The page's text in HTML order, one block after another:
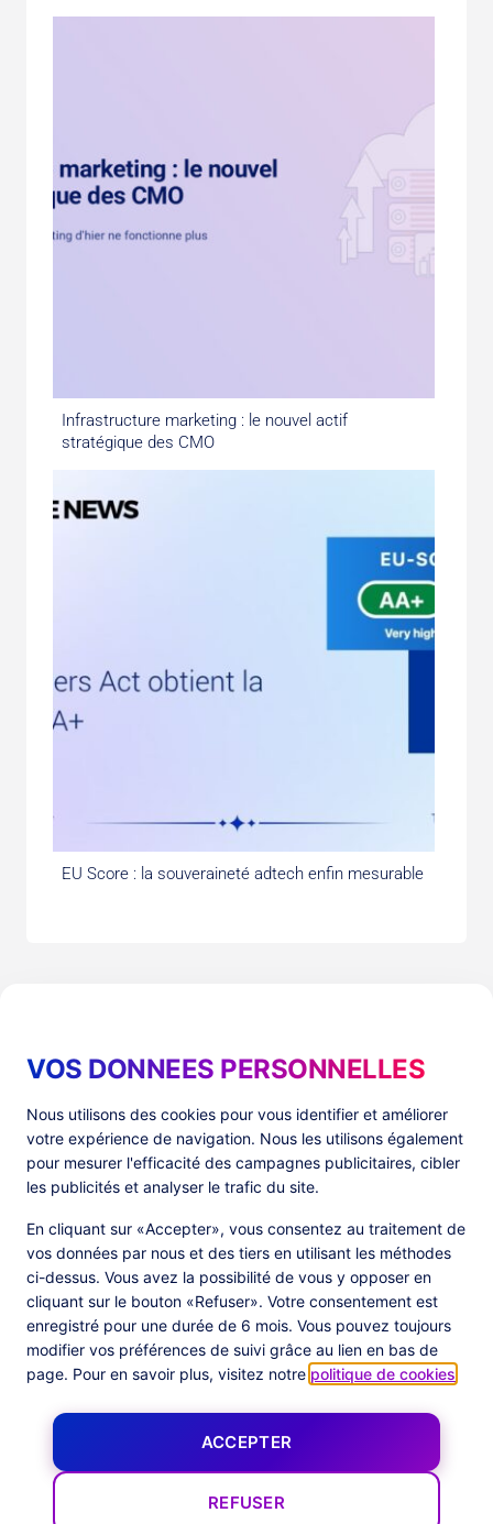
VOS DONNEES PERSONNELLES
Nous utilisons des cookies pour vous identifier et améliorer
votre expérience de navigation. Nous les utilisons également
pour mesurer l'efficacité des campagnes publicitaires, cibler
les publicités et analyser le trafic du site.
En cliquant sur «Accepter», vous consentez au traitement de
vos données par nous et des tiers en utilisant les méthodes
ci-dessus. Vous avez la possibilité de vous y opposer en
cliquant sur le bouton «Refuser». Votre consentement est
enregistré pour une durée de 6 mois. Vous pouvez toujours
modifier vos préférences de suivi grâce au lien en bas de
page. Pour en savoir plus, visitez notre politique de cookies
ACCEPTER
REFUSER
Infrastructure marketing : le nouvel actif
stratégique des CMO
EU Score : la souveraineté adtech enfin mesurable
Produits
PlatformX Server-Side Tracking
Adloop Media Optimisation
PlatformX Real Time CDP
Ressources
The ⚛ Quantum Lounge
Customer Stories
Fiches Produits
Société
À Propos
Notre Équipe
Certification Commanders Act
Actualités
Data Centers in
European Union
Follow us
FacebookYouTube